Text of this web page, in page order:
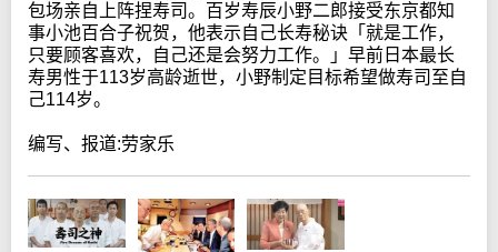
包场亲自上阵捏寿司。百岁寿辰小野二郎接受东京都知
事小池百合子祝贺，他表示自己长寿秘诀「就是工作，
只要顾客喜欢，自己还是会努力工作。」早前日本最长
寿男性于113岁高龄逝世，小野制定目标希望做寿司至自
己114岁。
编写、报道:劳家乐